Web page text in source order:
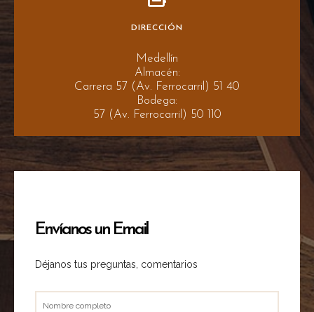
DIRECCIÓN
Medellín
Almacén:
Carrera 57 (Av. Ferrocarril) 51 40
Bodega:
57 (Av. Ferrocarril) 50 110
Envíanos un Email
Déjanos tus preguntas, comentarios